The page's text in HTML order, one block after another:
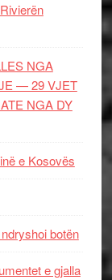
NGA
— 29 VJET
NGA DY
e Kosovës
botën
e gjalla